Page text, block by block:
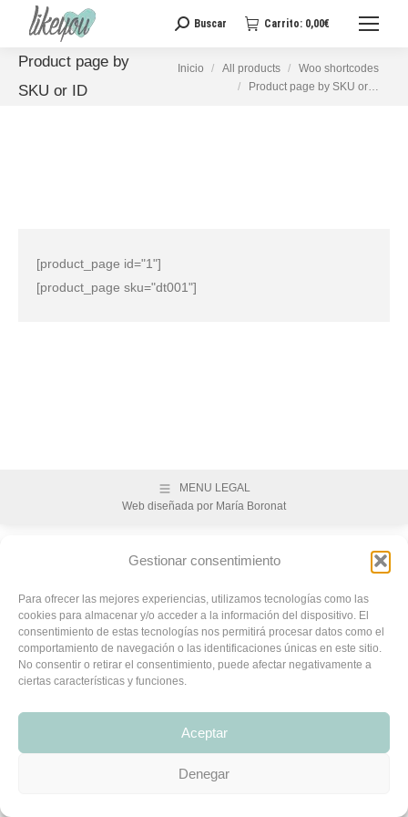
Gestionar consentimiento
Para ofrecer las mejores experiencias, utilizamos tecnologías como las
cookies para almacenar y/o acceder a la información del dispositivo. El
consentimiento de estas tecnologías nos permitirá procesar datos como el
comportamiento de navegación o las identificaciones únicas en este sitio.
No consentir o retirar el consentimiento, puede afectar negativamente a
ciertas características y funciones.
Aceptar
Denegar
Buscar:
Buscar Carrito: 0,00€
Product page by
SKU or ID
Estás aquí:
Inicio All products
Woo shortcodes
Product page by SKU or…
[product_page id="1"]
[product_page sku="dt001"]
MENU LEGAL
Web diseñada por María Boronat